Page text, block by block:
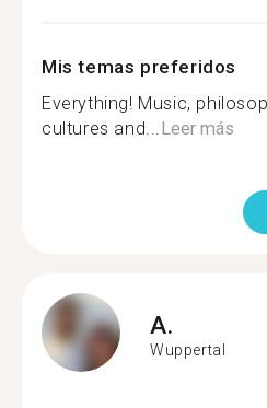
Mis temas preferidos
Everything! Music,
cultures and...Leer más
A.
Wuppertal